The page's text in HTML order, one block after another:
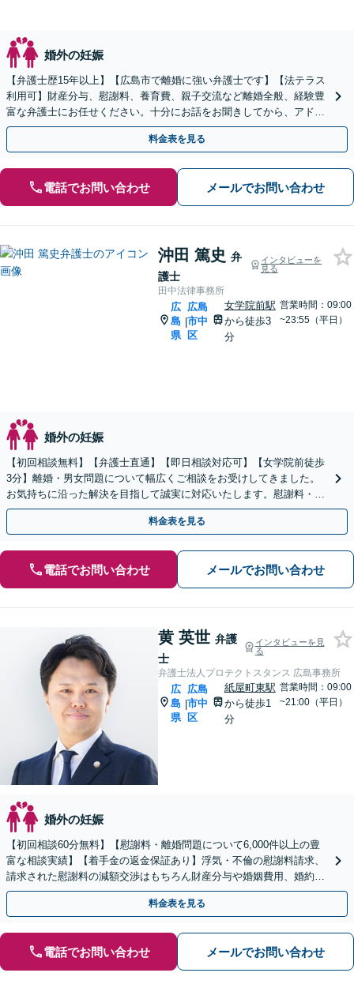
婚外の妊娠
【弁護士歴15年以上】【広島市で離婚に強い弁護士です】【法テラス
利用可】財産分与、慰謝料、養育費、親子交流など離婚全般、経験豊
富な弁護士にお任せください。十分にお話をお聞きしてから、アドバ
イスいたします。【弁護士直通電話】【子連れ相談可】
料金表を見る
電話でお問い合わせ メールでお問い合わせ
沖田 篤史 弁
護士
インタビューを
見る
田中法律事務所
広
島
県
|
広島
市中
区
女学院前駅
から徒歩3
分
営業時間：09:00
~23:55（平日）
婚外の妊娠
【初回相談無料】【弁護士直通】【即日相談対応可】【女学院前徒歩
3分】離婚・男女問題について幅広くご相談をお受けしてきました。
お気持ちに沿った解決を目指して誠実に対応いたします。慰謝料・財
産分与をはじめ、お困りのことはお気軽にご相談ください。
料金表を見る
電話でお問い合わせ メールでお問い合わせ
黄 英世 弁護
士
インタビューを見
る
弁護士法人プロテクトスタンス 広島事務所
広
島
県
|
広島
市中
区
紙屋町東駅
から徒歩1
分
営業時間：09:00
~21:00（平日）
婚外の妊娠
【初回相談60分無料】【慰謝料・離婚問題について6,000件以上の豊
富な相談実績】【着手金の返金保証あり】浮気・不倫の慰謝料請求、
請求された慰謝料の減額交渉はもちろん財産分与や婚姻費用、婚約破
棄など様々な離婚・男女問題の解決実績が豊富です。
料金表を見る
電話でお問い合わせ メールでお問い合わせ